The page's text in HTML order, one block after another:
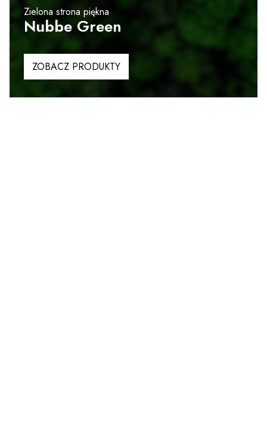
Zielona strona piękna
Nubbe Green
ZOBACZ PRODUKTY